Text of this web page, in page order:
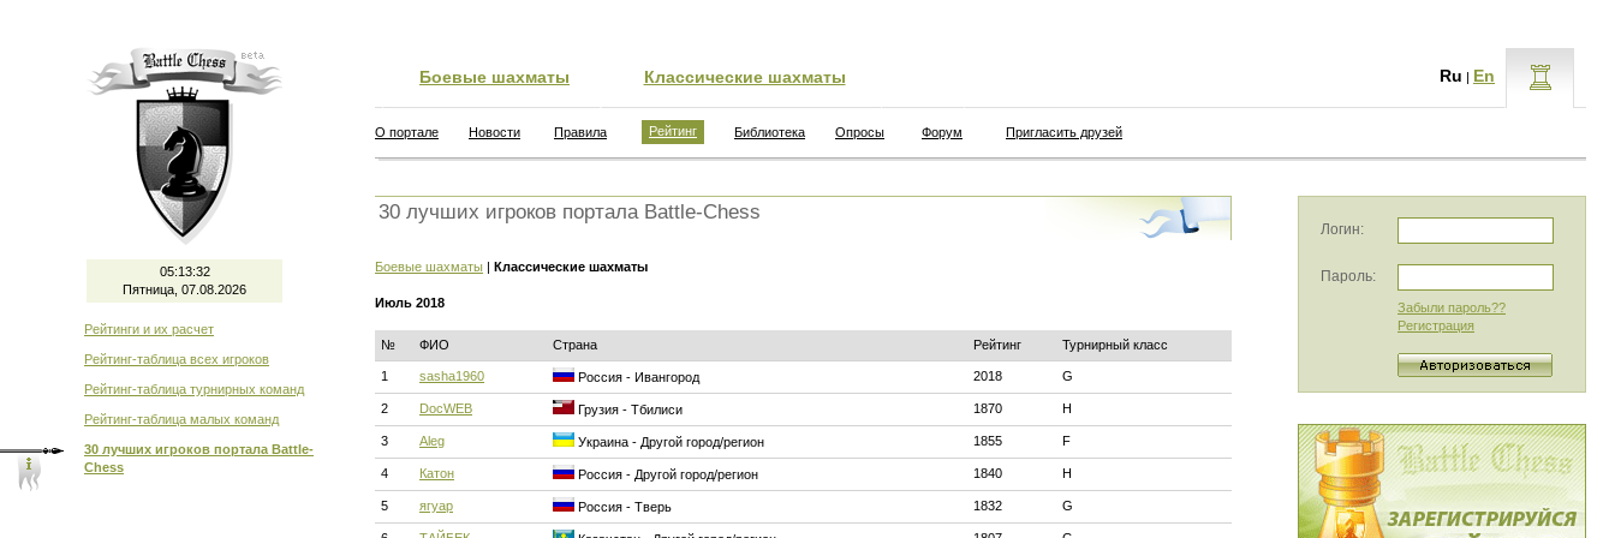
05:13:33
Пятница, 07.08.2026
Рейтинги и их расчет
Рейтинг-таблица всех игроков
Рейтинг-таблица турнирных команд
Рейтинг-таблица малых команд
30 лучших игроков портала Battle-
Chess
Боевые шахматы Классические шахматы Ru | En
О портале Новости Правила Рейтинг Библиотека Опросы Форум Пригласить друзей
30 лучших игроков портала Battle-Chess
Боевые шахматы | Классические шахматы
Июль 2018
№ ФИО Страна Рейтинг Турнирный класс
1 sasha1960 Россия - Ивангород 2018 G
2 DocWEB Грузия - Тбилиси 1870 H
3 Aleg Украина - Другой город/регион 1855 F
4 Катон Россия - Другой город/регион 1840 H
5 ягуар Россия - Тверь 1832 G
Логин:
Пароль:
Забыли пароль??
Регистрация